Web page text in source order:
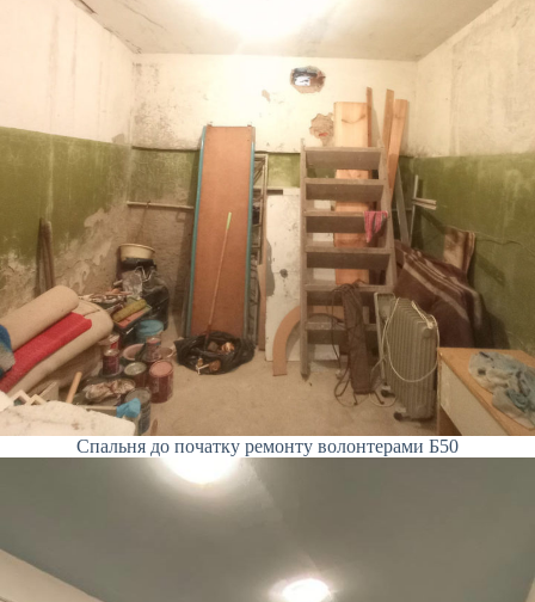
Спальня до початку ремонту волонтерами Б50